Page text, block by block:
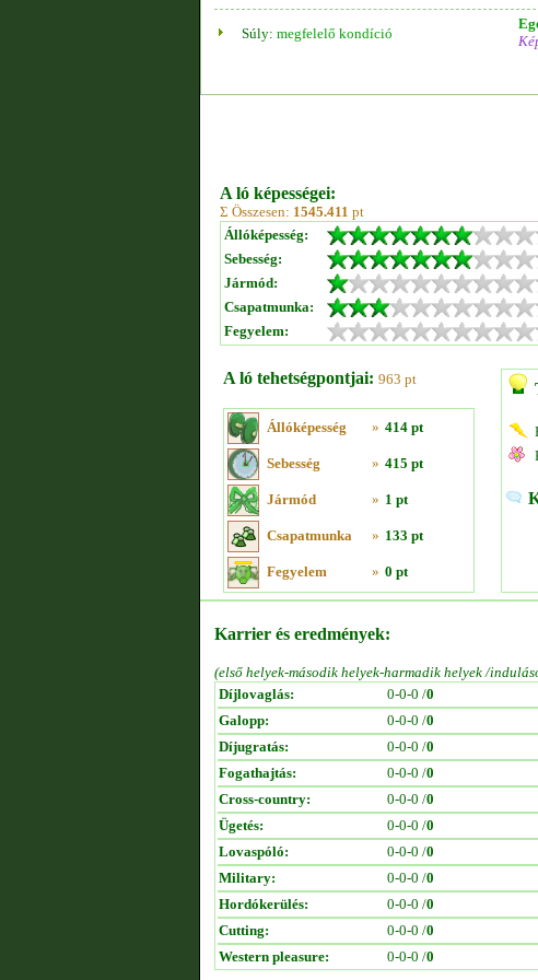
Súly: megfelelő kondíció
A ló képességei:
Σ Összesen: 1545.411 pt
Állóképesség:
Sebesség:
Jármód:
Csapatmunka:
Fegyelem:
A ló tehetségpontjai: 963 pt
Állóképesség » 414 pt
Sebesség » 415 pt
Jármód » 1 pt
Csapatmunka » 133 pt
Fegyelem » 0 pt
Karrier és eredmények:
(első helyek-második helyek-harmadik helyek /
Díjlovaglás:
0-0-0 /0
Galopp:
0-0-0 /0
Díjugratás:
0-0-0 /0
Fogathajtás:
0-0-0 /0
Cross-country:
0-0-0 /0
Ügetés:
0-0-0 /0
Lovaspóló:
0-0-0 /0
Military:
0-0-0 /0
Hordókerülés:
0-0-0 /0
Cutting:
0-0-0 /0
Western pleasure:
0-0-0 /0